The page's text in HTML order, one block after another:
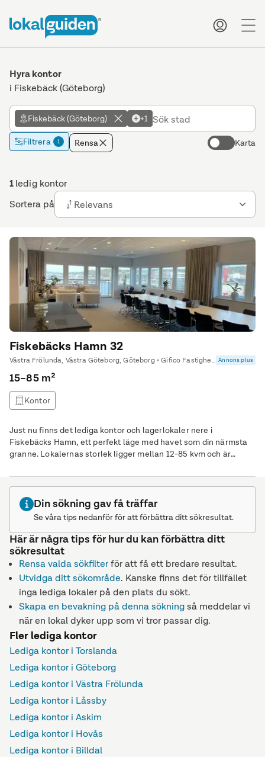
Hyra kontor
i Fiskebäck (Göteborg)
Fiskebäck (Göteborg) +1
Filtrera 1 Rensa Karta
1ledig kontor
Sortera på
Relevans
Fiskebäcks Hamn 32
Västra Frölunda, Västra Göteborg, Göteborg • Gifico Fastighets AB Annons plus
15–85 m²
Kontor
Just nu finns det lediga kontor och lagerlokaler nere i
Fiskebäcks Hamn, ett perfekt läge med havet som din närmsta
granne. Lokalernas storlek ligger mellan 12-85 kvm och är
varandra. Det finns även möjlighet till att hyra större rum som är
uppdelat i småkontor och sociala ytor. Du delar sociala ytor, kök
och toaletter/dusch med andra
Din sökning gav få träffar
Se våra tips nedanför för att förbättra ditt sökresultat.
Här är några tips för hur du kan förbättra ditt
sökresultat
Rensa valda sökfilterför att få ett bredare resultat.
Utvidga ditt sökområde. Kanske finns det för tillfället
inga lediga lokaler på den plats du sökt.
Skapa en bevakning på denna sökningså meddelar vi
när en lokal dyker upp som vi tror passar dig.
Fler lediga kontor
Lediga kontor i Torslanda
Lediga kontor i Göteborg
Lediga kontor i Västra Frölunda
Lediga kontor i Låssby
Lediga kontor i Askim
Lediga kontor i Hovås
Lediga kontor i Billdal